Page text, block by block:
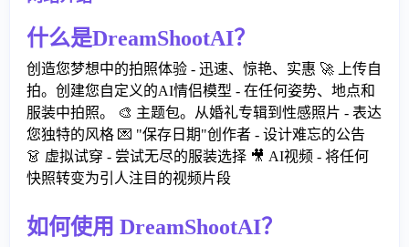
什么是DreamShootAI？
创造您梦想中的拍照体验 - 迅速、惊艳、实惠 🚀 上传自
拍。创建您自定义的AI情侣模型 - 在任何姿势、地点和
服装中拍照。 🎨 主题包。从婚礼专辑到性感照片 - 表达
您独特的风格 💌 "保存日期"创作者 - 设计难忘的公告
👗 虚拟试穿 - 尝试无尽的服装选择 🎥 AI视频 - 将任何
快照转变为引人注目的视频片段
如何使用 DreamShootAI？